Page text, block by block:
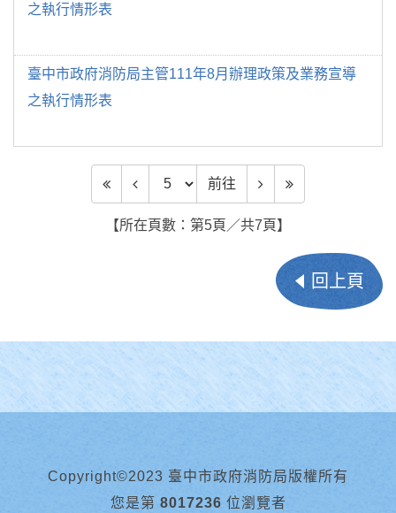
之執行情形表
臺中市政府消防局主管111年8月辦理政策及業務宣導
之執行情形表
前往頁數 前往
【所在頁數：第5頁／共7頁】
回上頁
Copyright©2023 臺中市政府消防局版權所有
您是第 8017236 位瀏覽者